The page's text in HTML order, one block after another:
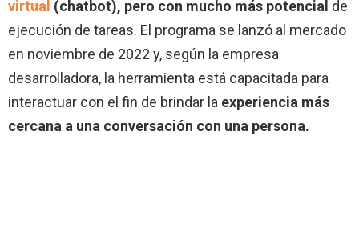
virtual (chatbot), pero con mucho más potencial de
ejecución de tareas. El programa se lanzó al mercado
en noviembre de 2022 y, según la empresa
desarrolladora, la herramienta está capacitada para
interactuar con el fin de brindar la experiencia más
cercana a una conversación con una persona.